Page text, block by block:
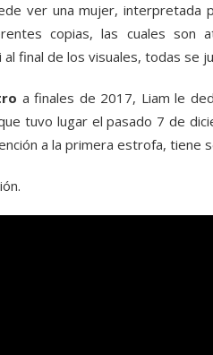
ver una mujer, interpretada
copias, las cuales son
al final de los visuales, todas se
a finales de 2017, Liam le
tuvo lugar el pasado 7 de
a la primera estrofa, tiene